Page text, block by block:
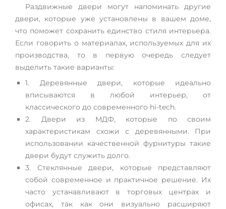
Раздвижные двери могут напоминать другие
двери, которые уже установлены в вашем доме,
что поможет сохранить единство стиля интерьера.
Если говорить о материалах, используемых для их
производства, то в первую очередь следует
выделить такие варианты:
1. Деревянные двери, которые идеально
вписываются в любой интерьер, от
классического до современного hi-tech.
2. Двери из МДФ, которые по своим
характеристикам схожи с деревянными. При
использовании качественной фурнитуры такие
двери будут служить долго.
3. Стеклянные двери, которые представляют
собой современное и практичное решение. Их
часто устанавливают в торговых центрах и
офисах, так как они визуально расширяют